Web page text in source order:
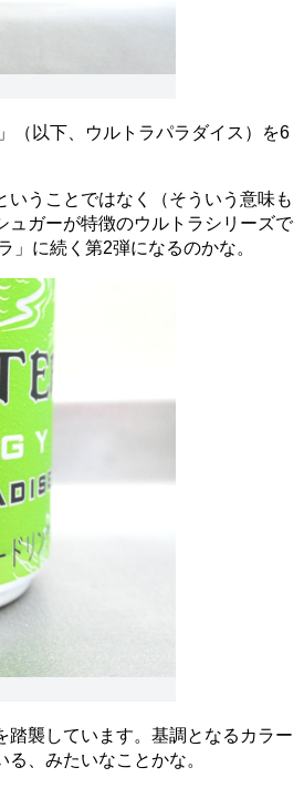
（以下、ウルトラパラダイス）を6
うことではなく（そういう意味も
ュガーが特徴のウルトラシリーズで
」に続く第2弾になるのかな。
襲しています。基調となるカラー
、みたいなことかな。